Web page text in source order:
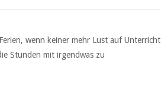
wenn keiner mehr Lust auf Unterricht
Stunden mit irgendwas zu